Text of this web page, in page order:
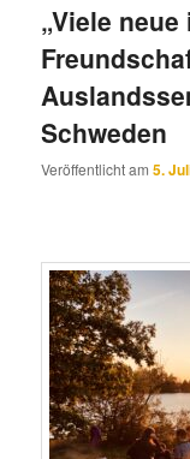
„Viele
Schweden
Veröffentlicht am5.